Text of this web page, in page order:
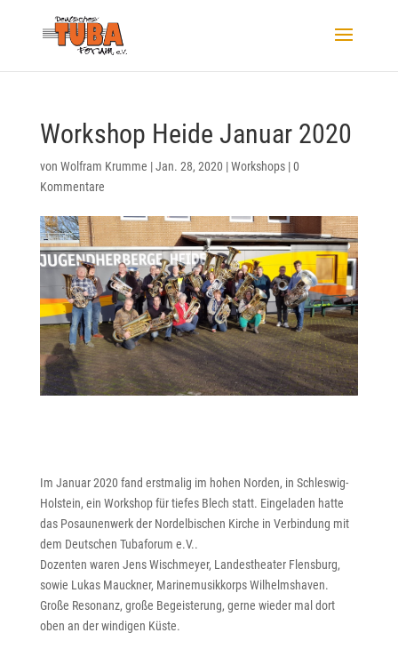
Workshop Heide Januar 2020
von Wolfram Krumme |Jan. 28, 2020 |Workshops|0
Kommentare
Im Januar 2020 fand erstmalig im hohen Norden, in Schleswig-
Holstein, ein Workshop für tiefes Blech statt. Eingeladen hatte
das Posaunenwerk der Nordelbischen Kirche in Verbindung mit
dem Deutschen Tubaforum e.V..
Dozenten waren Jens Wischmeyer, Landestheater Flensburg,
sowie Lukas Mauckner, Marinemusikkorps Wilhelmshaven.
Große Resonanz, große Begeisterung, gerne wieder mal dort
oben an der windigen Küste.